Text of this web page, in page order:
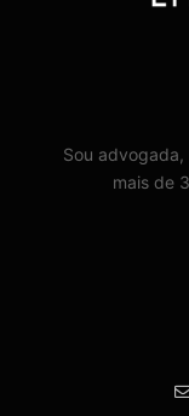
Sou
mais de